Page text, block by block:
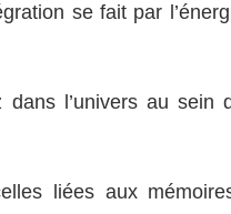
se fait par
dans l’univers au sein
liées aux